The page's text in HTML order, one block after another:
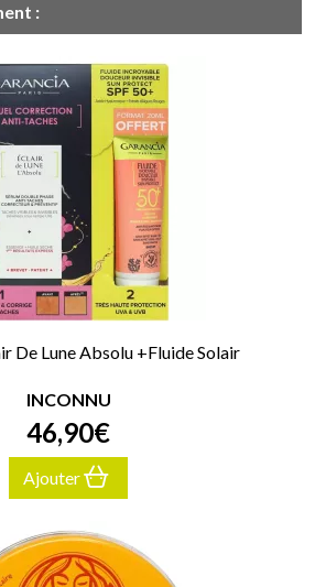
:
De Lune Absolu +Fluide Solair
INCONNU
46,90€
Ajouter